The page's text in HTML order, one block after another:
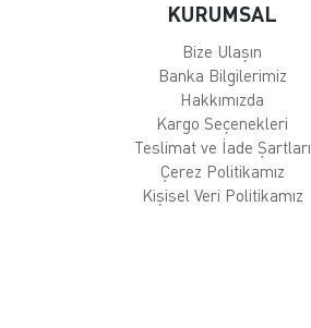
KURUMSAL
Bize Ulaşın
Banka Bilgilerimiz
Hakkımızda
Kargo Seçenekleri
Teslimat ve İade Şartları
Çerez Politikamız
Kişisel Veri Politikamız